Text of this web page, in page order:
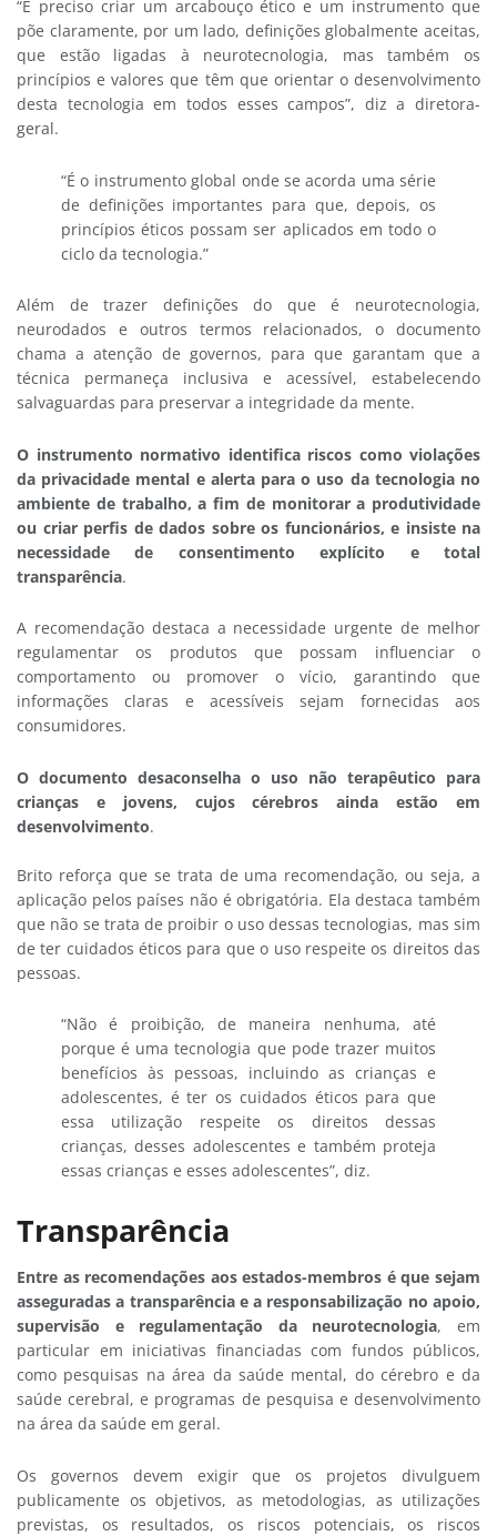
“É preciso criar um arcabouço ético e um instrumento que
põe claramente, por um lado, definições globalmente aceitas,
que estão ligadas à neurotecnologia, mas também os
princípios e valores que têm que orientar o desenvolvimento
desta tecnologia em todos esses campos”, diz a diretora-
geral.
“É o instrumento global onde se acorda uma série
de definições importantes para que, depois, os
princípios éticos possam ser aplicados em todo o
ciclo da tecnologia.”
Além de trazer definições do que é neurotecnologia,
neurodados e outros termos relacionados, o documento
chama a atenção de governos, para que garantam que a
técnica permaneça inclusiva e acessível, estabelecendo
salvaguardas para preservar a integridade da mente.
O instrumento normativo identifica riscos como violações
da privacidade mental e alerta para o uso da tecnologia no
ambiente de trabalho, a fim de monitorar a produtividade
ou criar perfis de dados sobre os funcionários, e insiste na
necessidade de consentimento explícito e total
transparência.
A recomendação destaca a necessidade urgente de melhor
regulamentar os produtos que possam influenciar o
comportamento ou promover o vício, garantindo que
informações claras e acessíveis sejam fornecidas aos
consumidores.
O documento desaconselha o uso não terapêutico para
crianças e jovens, cujos cérebros ainda estão em
desenvolvimento.
Brito reforça que se trata de uma recomendação, ou seja, a
aplicação pelos países não é obrigatória. Ela destaca também
que não se trata de proibir o uso dessas tecnologias, mas sim
de ter cuidados éticos para que o uso respeite os direitos das
pessoas.
“Não é proibição, de maneira nenhuma, até
porque é uma tecnologia que pode trazer muitos
benefícios às pessoas, incluindo as crianças e
adolescentes, é ter os cuidados éticos para que
essa utilização respeite os direitos dessas
crianças, desses adolescentes e também proteja
essas crianças e esses adolescentes”, diz.
Transparência
Entre as recomendações aos estados-membros é que sejam
asseguradas a transparência e a responsabilização no apoio,
supervisão e regulamentação da neurotecnologia, em
particular em iniciativas financiadas com fundos públicos,
como pesquisas na área da saúde mental, do cérebro e da
saúde cerebral, e programas de pesquisa e desenvolvimento
na área da saúde em geral.
Os governos devem exigir que os projetos divulguem
publicamente os objetivos, as metodologias, as utilizações
previstas, os resultados, os riscos potenciais, os riscos